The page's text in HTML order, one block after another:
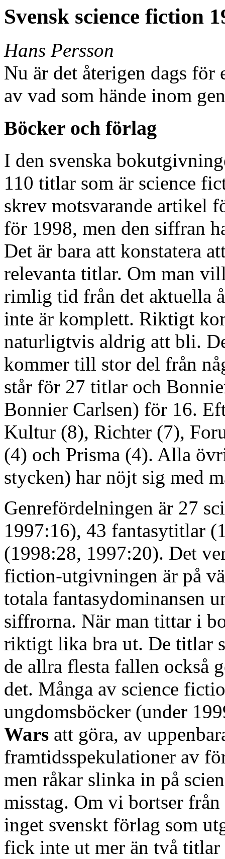
Svensk science fiction
Hans Persson
Nu är det återigen dags för
av vad som hände inom
Böcker och förlag
I den svenska
110 titlar som är science
skrev motsvarande artikel
för 1998, men den siffran
Det är bara att konstatera
relevanta titlar. Om man
rimlig tid från det aktuella
inte är komplett. Riktigt
naturligtvis aldrig att bli.
kommer till stor del från
står för 27 titlar och
Bonnier Carlsen) för 16.
Kultur (8), Richter (7),
(4) och Prisma (4). Alla
stycken) har nöjt sig med
Genrefördelningen är 27
1997:16), 43 fantasytitlar
(1998:28, 1997:20). Det
fiction-utgivningen är på
totala fantasydominansen
siffrorna. När man tittar i
riktigt lika bra ut. De titlar
de allra flesta fallen också
det. Många av science
ungdomsböcker (under
Wars att göra, av
framtidsspekulationer av
men råkar slinka in på
misstag. Om vi bortser
inget svenskt förlag som
fick inte ut mer än två